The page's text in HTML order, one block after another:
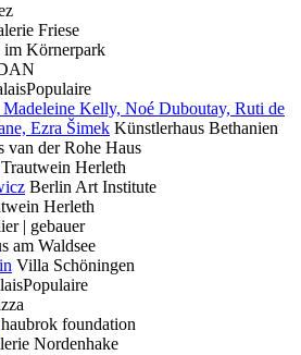
Friese
im Körnerpark
Madeleine Kelly, Noé Duboutay, Ruti de
Ezra Šimek Künstlerhaus Bethanien
van der Rohe Haus
Trautwein Herleth
Berlin Art Institute
Herleth
| gebauer
am Waldsee
Villa Schöningen
haubrok foundation
Nordenhake